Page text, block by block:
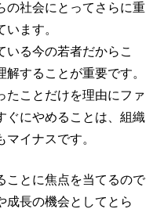
の社会にとってさらに重
ます。
いる今の若者だからこ
することが重要です。
たことだけを理由にファ
ぐにやめることは、組織
イナスです。
ことに焦点を当てるので
成長の機会としてとら